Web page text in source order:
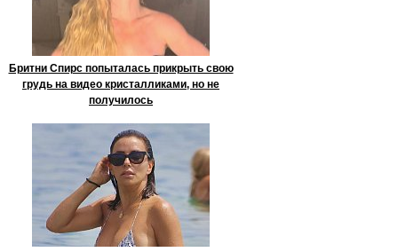
Бритни Спирс попыталась прикрыть свою
грудь на видео кристалликами, но не
получилось